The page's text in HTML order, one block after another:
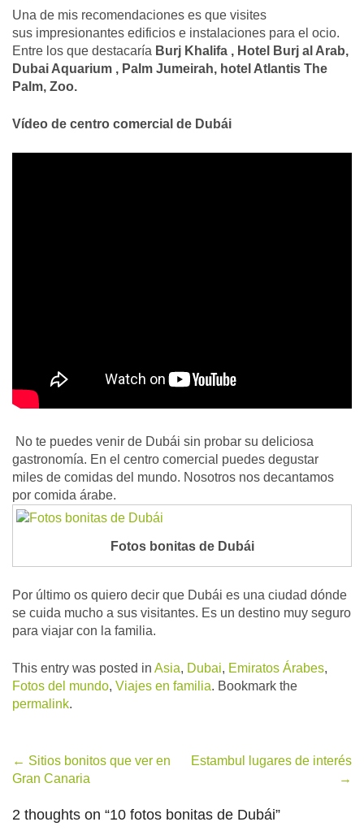
Una de mis recomendaciones es que visites
sus impresionantes edificios e instalaciones para el ocio.
Entre los que destacaría Burj Khalifa , Hotel Burj al Arab,
Dubai Aquarium , Palm Jumeirah, hotel Atlantis The
Palm, Zoo.
Vídeo de centro comercial de Dubái
No te puedes venir de Dubái sin probar su deliciosa
gastronomía. En el centro comercial puedes degustar
miles de comidas del mundo. Nosotros nos decantamos
por comida árabe.
Fotos bonitas de Dubái
Por último os quiero decir que Dubái es una ciudad dónde
se cuida mucho a sus visitantes. Es un destino muy seguro
para viajar con la familia.
This entry was posted in Asia, Dubai, Emiratos Árabes,
Fotos del mundo, Viajes en familia. Bookmark the
permalink.
Post
← Sitios bonitos que ver en
Gran Canaria
Estambul lugares de interés
→
2 thoughts on “10 fotos bonitas de Dubái”